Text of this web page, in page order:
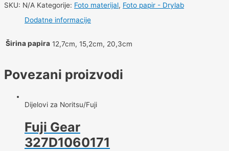
SKU: N/A Kategorije: Foto materijal, Foto papir - Drylab
Dodatne informacije
Širina papira 12,7cm, 15,2cm, 20,3cm
Povezani proizvodi
Dijelovi za Noritsu/Fuji
Fuji Gear
327D1060171